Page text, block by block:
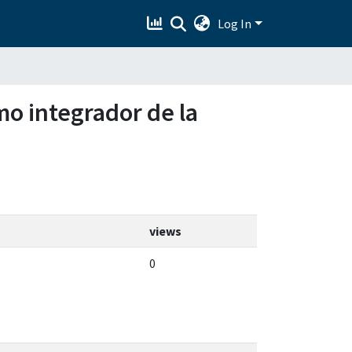
Log In
integrador de la
views
0